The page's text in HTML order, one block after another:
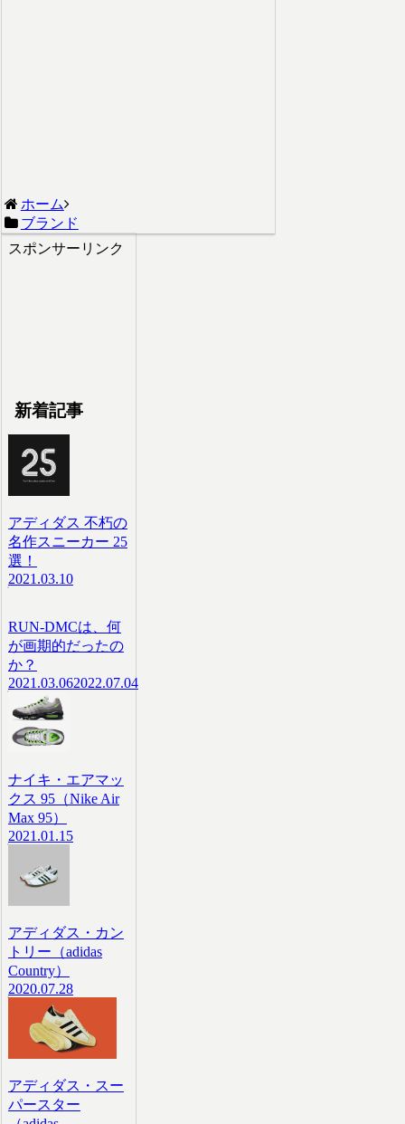
ホーム
ブランド
スポンサーリンク
新着記事
アディダス 不朽の
名作スニーカー 25
選！
2021.03.10
RUN-DMCは、何
が画期的だったの
か？
2021.03.062022.07.04
ナイキ・エアマッ
クス 95（Nike Air
Max 95）
2021.01.15
アディダス・カン
トリー（adidas
Country）
2020.07.28
アディダス・スー
パースター